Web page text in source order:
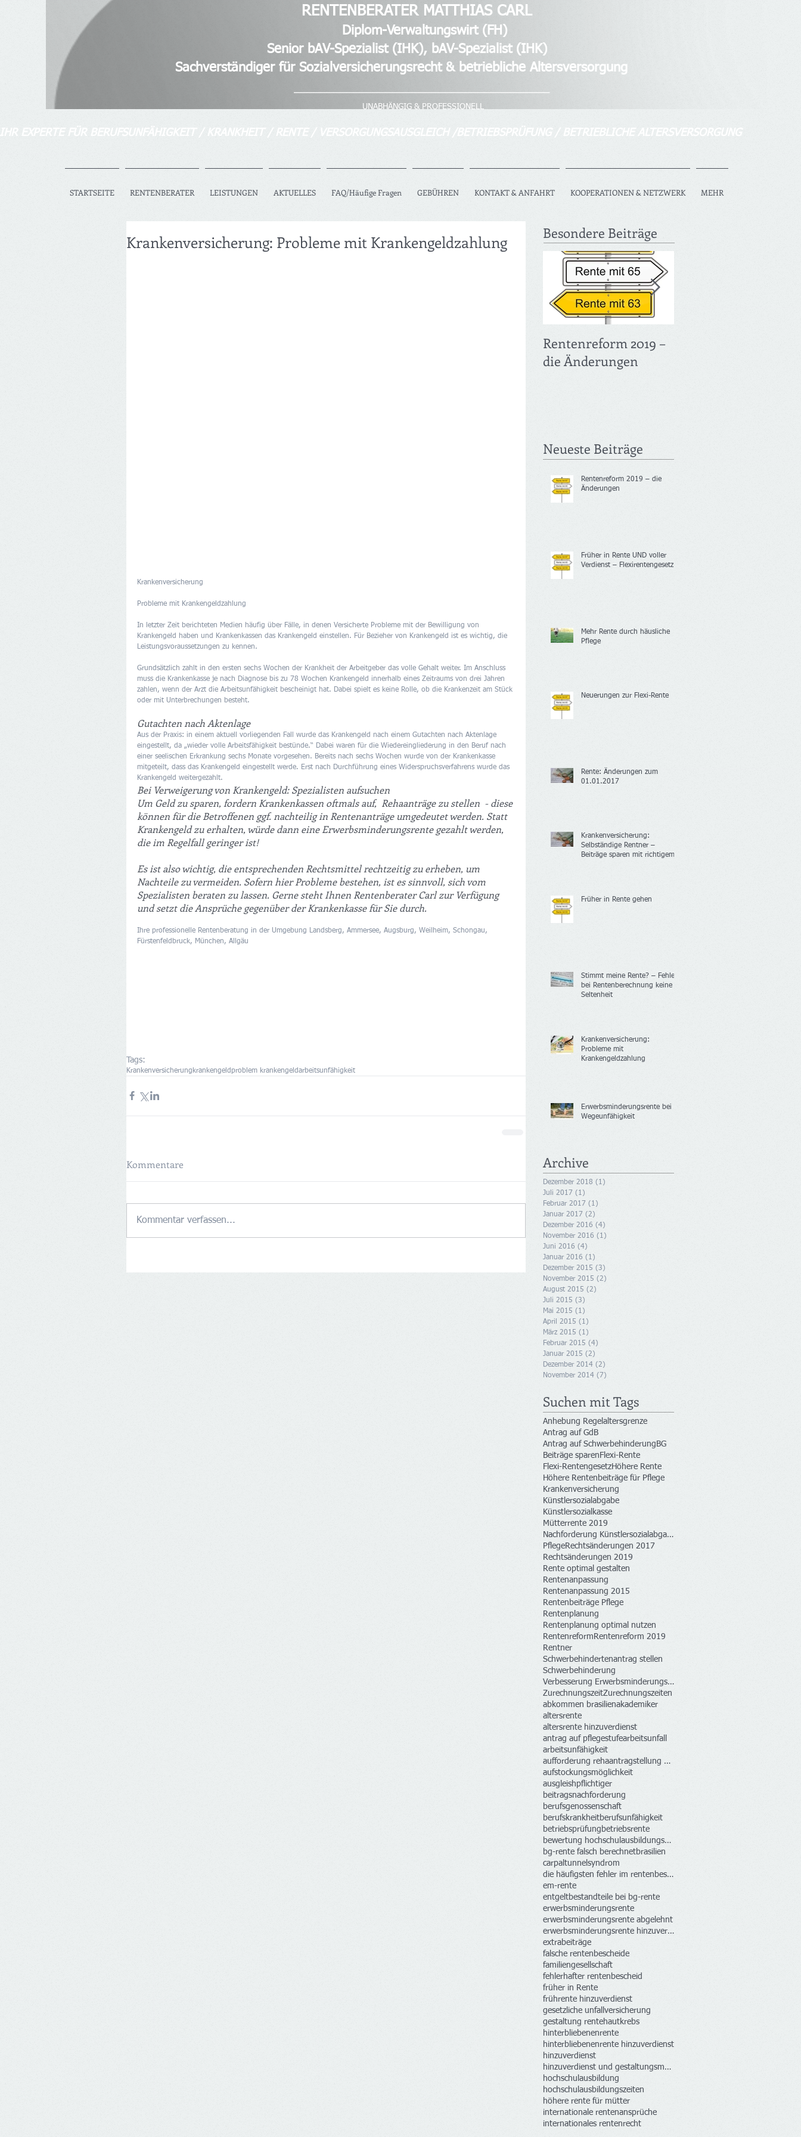
UNABHÄNGIG & PROFESSIONELL
IHR EXPERTE FÜR BERUFSUNFÄHIGKEIT / KRANKHEIT / RENTE / VERSORGUNGSAUSGLEICH /BETRIEBSPRÜFUNG / BETRIEBLICHE ALTERSVERSORGUNG
RENTENBERATER MATTHIAS CARL
Diplom-Verwaltungswirt (FH)
Senior bAV-Spezialist (IHK), bAV-Spezialist (IHK)
Sachverständiger für Sozialversicherungsrecht & betriebliche Altersversorgung
STARTSEITE RENTENBERATER LEISTUNGEN AKTUELLES FAQ/Häufige Fragen GEBÜHREN KONTAKT & ANFAHRT KOOPERATIONEN & NETZWERK MEHR
Krankenversicherung: Probleme mit Krankengeldzahlung
Krankenversicherung
Probleme mit Krankengeldzahlung
In letzter Zeit berichteten Medien häufig über Fälle, in denen Versicherte Probleme mit der Bewilligung von
Krankengeld haben und Krankenkassen das Krankengeld einstellen. Für Bezieher von Krankengeld ist es wichtig, die
Leistungsvoraussetzungen zu kennen.
Grundsätzlich zahlt in den ersten sechs Wochen der Krankheit der Arbeitgeber das volle Gehalt weiter. Im Anschluss
muss die Krankenkasse je nach Diagnose bis zu 78 Wochen Krankengeld innerhalb eines Zeitraums von drei Jahren
zahlen, wenn der Arzt die Arbeitsunfähigkeit bescheinigt hat. Dabei spielt es keine Rolle, ob die Krankenzeit am Stück
oder mit Unterbrechungen besteht.
Gutachten nach Aktenlage
Aus der Praxis: in einem aktuell vorliegenden Fall wurde das Krankengeld nach einem Gutachten nach Aktenlage
eingestellt, da „wieder volle Arbeitsfähigkeit bestünde.“ Dabei waren für die Wiedereingliederung in den Beruf nach
einer seelischen Erkrankung sechs Monate vorgesehen. Bereits nach sechs Wochen wurde von der Krankenkasse
mitgeteilt, dass das Krankengeld eingestellt werde. Erst nach Durchführung eines Widerspruchsverfahrens wurde das
Krankengeld weitergezahlt.
Bei Verweigerung von Krankengeld: Spezialisten aufsuchen
Um Geld zu sparen, fordern Krankenkassen oftmals auf,  Rehaanträge zu stellen  - diese
können für die Betroffenen ggf. nachteilig in Rentenanträge umgedeutet werden. Statt
Krankengeld zu erhalten, würde dann eine Erwerbsminderungsrente gezahlt werden,
die im Regelfall geringer ist!
Es ist also wichtig, die entsprechenden Rechtsmittel rechtzeitig zu erheben, um
Nachteile zu vermeiden. Sofern hier Probleme bestehen, ist es sinnvoll, sich vom
Spezialisten beraten zu lassen. Gerne steht Ihnen Rentenberater Carl zur Verfügung
und setzt die Ansprüche gegenüber der Krankenkasse für Sie durch.
Ihre professionelle Rentenberatung in der Umgebung Landsberg, Ammersee, Augsburg, Weilheim, Schongau,
Fürstenfeldbruck, München, Allgäu
Tags:
Krankenversicherung krankengeldproblem krankengeldarbeitsunfähigkeit
Kommentare
Kommentar verfassen...
Besondere Beiträge
Rentenreform 2019 –
die Änderungen
Neueste Beiträge
Rentenreform 2019 – die
Änderungen
Früher in Rente UND voller
Verdienst – Flexirentengesetz
Mehr Rente durch häusliche
Pflege
Neuerungen zur Flexi-Rente
Rente: Änderungen zum
01.01.2017
Krankenversicherung:
Selbständige Rentner –
Beiträge sparen mit richtigem
Früher in Rente gehen
Stimmt meine Rente? – Fehler
bei Rentenberechnung keine
Seltenheit
Krankenversicherung:
Probleme mit
Krankengeldzahlung
Erwerbsminderungsrente bei
Wegeunfähigkeit
Archive
Dezember 2018 (1)
Juli 2017 (1)
Februar 2017 (1)
Januar 2017 (2)
Dezember 2016 (4)
November 2016 (1)
Juni 2016 (4)
Januar 2016 (1)
Dezember 2015 (3)
November 2015 (2)
August 2015 (2)
Juli 2015 (3)
Mai 2015 (1)
April 2015 (1)
März 2015 (1)
Februar 2015 (4)
Januar 2015 (2)
Dezember 2014 (2)
November 2014 (7)
Suchen mit Tags
Anhebung Regelaltersgrenze
Antrag auf GdB
Antrag auf Schwerbehinderung BG
Beiträge sparen Flexi-Rente
Flexi-RentengesetzHöhere Rente
Höhere Rentenbeiträge für Pflege
Krankenversicherung
Künstlersozialabgabe
Künstlersozialkasse
Mütterrente 2019
Nachforderung Künstlersozialabgabe
PflegeRechtsänderungen 2017
Rechtsänderungen 2019
Rente optimal gestalten
Rentenanpassung
Rentenanpassung 2015
Rentenbeiträge Pflege
Rentenplanung
Rentenplanung optimal nutzen
Rentenreform Rentenreform 2019
Rentner
Schwerbehindertenantrag stellen
Schwerbehinderung
Verbesserung Erwerbsminderungsrenten
ZurechnungszeitZurechnungszeiten
abkommen brasilienakademiker
altersrente
altersrente hinzuverdienst
antrag auf pflegestufearbeitsunfall
arbeitsunfähigkeit
aufforderung rehaantragstellung krankenkasse
aufstockungsmöglichkeit
ausgleishpflichtiger
beitragsnachforderung
berufsgenossenschaft
berufskrankheitberufsunfähigkeit
betriebsprüfung betriebsrente
bewertung hochschulausbildungszeiten rechtswidrig
bg-rente falsch berechnetbrasilien
carpaltunnelsyndrom
die häufigsten fehler im rentenbescheid
em-rente
entgeltbestandteile bei bg-rente
erwerbsminderungsrente
erwerbsminderungsrente abgelehnt
erwerbsminderungsrente hinzuverdienst
extrabeiträge
falsche rentenbescheide
familiengesellschaft
fehlerhafter rentenbescheid
früher in Rente
frührente hinzuverdienst
gesetzliche unfallversicherung
gestaltung rentehautkrebs
hinterbliebenenrente
hinterbliebenenrente hinzuverdienst
hinzuverdienst
hinzuverdienst und gestaltungsmöglichkeiten
hochschulausbildung
hochschulausbildungszeiten
höhere rente für mütter
internationale rentenansprüche
internationales rentenrecht